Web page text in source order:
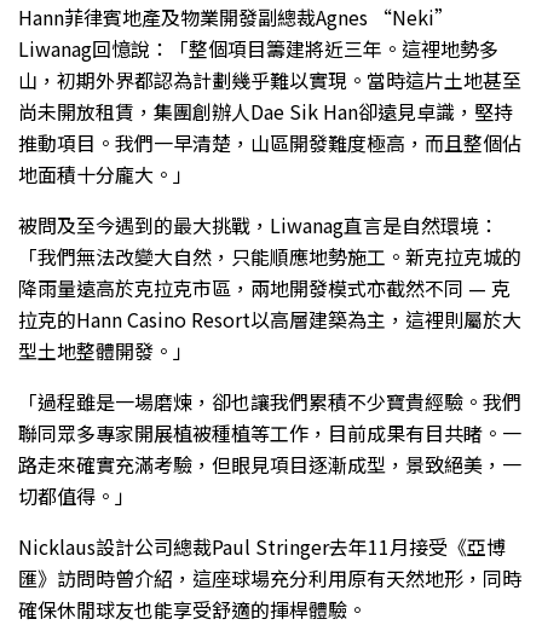
Hann菲律賓地產及物業開發副總裁Agnes “Neki”
Liwanag回憶說：「整個項目籌建將近三年。這裡地勢多
山，初期外界都認為計劃幾乎難以實現。當時這片土地甚至
尚未開放租賃，集團創辦人Dae Sik Han卻遠見卓識，堅持
推動項目。我們一早清楚，山區開發難度極高，而且整個佔
地面積十分龐大。」
被問及至今遇到的最大挑戰，Liwanag直言是自然環境：
「我們無法改變大自然，只能順應地勢施工。新克拉克城的
降雨量遠高於克拉克市區，兩地開發模式亦截然不同 — 克
拉克的Hann Casino Resort以高層建築為主，這裡則屬於大
型土地整體開發。」
「過程雖是一場磨煉，卻也讓我們累積不少寶貴經驗。我們
聯同眾多專家開展植被種植等工作，目前成果有目共睹。一
路走來確實充滿考驗，但眼見項目逐漸成型，景致絕美，一
切都值得。」
Nicklaus設計公司總裁Paul Stringer去年11月接受《亞博
匯》訪問時曾介紹，這座球場充分利用原有天然地形，同時
確保休閒球友也能享受舒適的揮桿體驗。